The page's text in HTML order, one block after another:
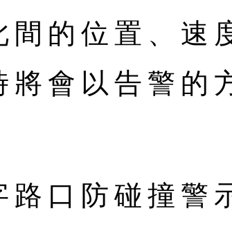
間的位置、速
會以告警的
口防碰撞警